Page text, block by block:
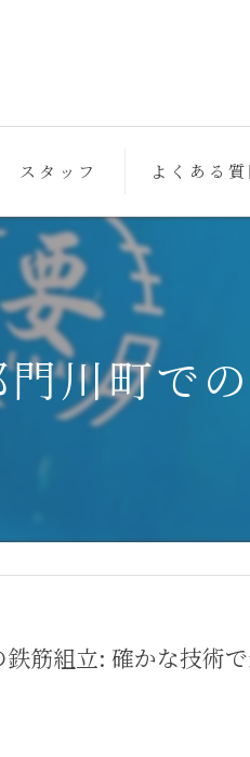
スタッフ よくある質
川町で
筋組立: 確かな技術で